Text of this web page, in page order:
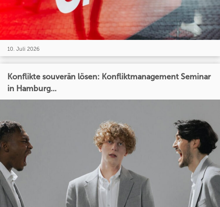
10. Juli 2026
Konflikte souverän lösen: Konfliktmanagement Seminar
in Hamburg...